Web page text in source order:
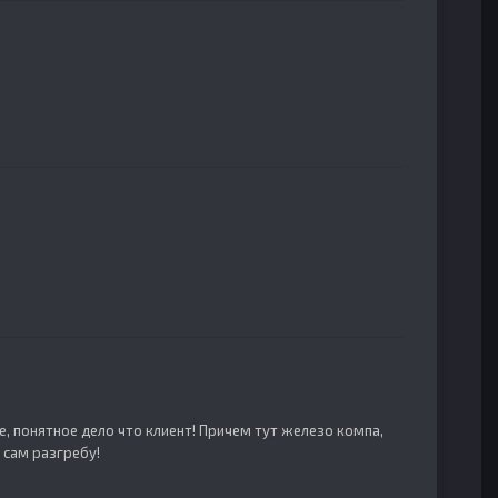
понятное дело что клиент! Причем тут железо компа,
разгребу!